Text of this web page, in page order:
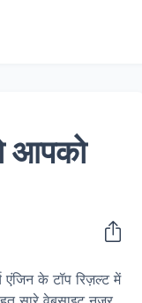
आपको
के टॉप रिज़ल्ट में